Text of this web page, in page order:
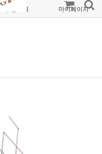
주문조회 마이페이지